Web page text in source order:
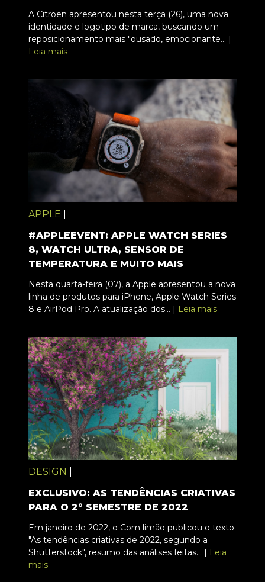
A Citroën apresentou nesta terça (26), uma nova
identidade e logotipo de marca, buscando um
reposicionamento mais "ousado, emocionante... |
Leia mais
APPLE
#APPLEEVENT: APPLE WATCH SERIES
8, WATCH ULTRA, SENSOR DE
TEMPERATURA E MUITO MAIS
Nesta quarta-feira (07), a Apple apresentou a nova
linha de produtos para iPhone, Apple Watch Series
8 e AirPod Pro. A atualização dos... | Leia mais
DESIGN
EXCLUSIVO: AS TENDÊNCIAS CRIATIVAS
PARA O 2° SEMESTRE DE 2022
Em janeiro de 2022, o Com limão publicou o texto
"As tendências criativas de 2022, segundo a
Shutterstock", resumo das análises feitas... | Leia
mais